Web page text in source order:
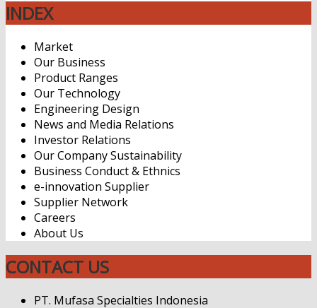
INDEX
Market
Our Business
Product Ranges
Our Technology
Engineering Design
News and Media Relations
Investor Relations
Our Company Sustainability
Business Conduct & Ethnics
e-innovation Supplier
Supplier Network
Careers
About Us
CONTACT US
PT. Mufasa Specialties Indonesia